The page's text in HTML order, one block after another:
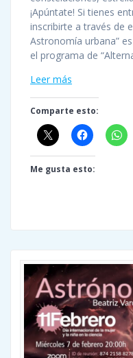
¡Apúntate! Si tienes
inscribirte a través de
Astronomía urbana”
el programa de
Leer más
Comparte esto:
Me gusta esto: